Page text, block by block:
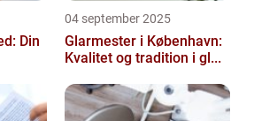
Din
04 september 2025
Glarmester i København:
Kvalitet og tradition i gl...